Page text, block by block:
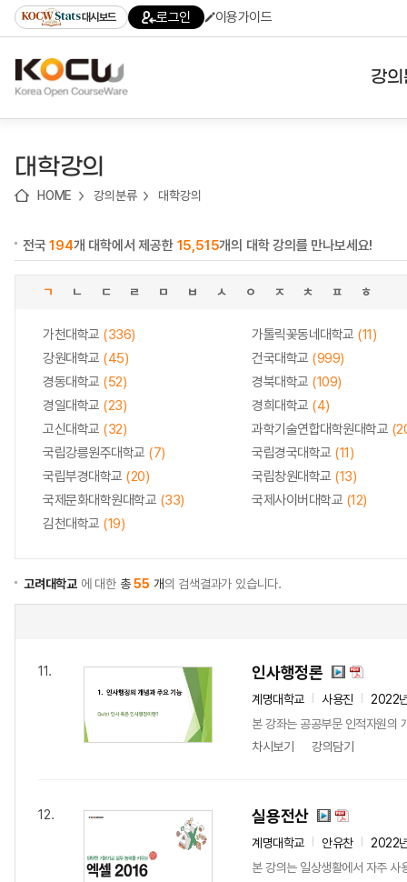
기
기
기
content)
가
대시보드 로그인 이용가이드
강
대학강의
HOME 강의분류 대학강의
전국194개 대학에서 제공한 15,515개의 대학 강의를 만나보세요!
ㄱ ㄴ ㄷ ㄹ ㅁ ㅂ ㅅ ㅇ ㅈ ㅊ ㅍ ㅎ
가천대학교 (336) 가톨릭꽃동네대학교 (11)
강원대학교 (45) 건국대학교 (999)
경동대학교 (52) 경북대학교 (109)
경일대학교 (23) 경희대학교 (4)
고신대학교 (32) 과학기술연합대학원대학교
국립강릉원주대학교 (7) 국립경국대학교 (11)
국립부경대학교 (20) 국립창원대학교 (13)
국제문화대학원대학교 (33) 국제사이버대학교 (12)
김천대학교 (19)
고려대학교 에 대한 총55 개의 검색결과가 있습니다.
11. 인사행정론
계명대학교 사용진
2022
본 강좌는 공공부문 인적자원의
차시보기
강의담기
12. 실용전산
계명대학교 안유찬
2022
본 강의는 일상생활에서 자주 사